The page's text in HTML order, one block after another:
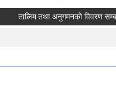
तालिम तथा अनुगमनको विवरण